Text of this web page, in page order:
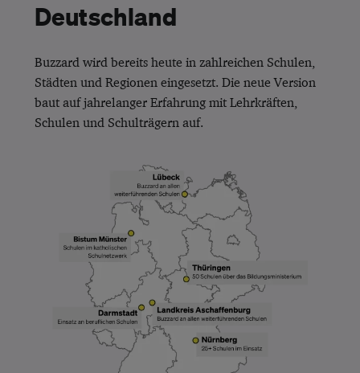
Deutschland
Buzzard wird bereits heute in zahlreichen Schulen,
Städten und Regionen eingesetzt. Die neue Version
baut auf jahrelanger Erfahrung mit Lehrkräften,
Schulen und Schulträgern auf.